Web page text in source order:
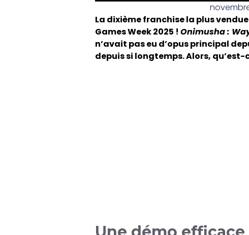
La dixième franchise la plus
Games Week 2025 ! Onimusha :
n’avait pas eu d’opus principal
depuis si longtemps. Alors, qu’est-